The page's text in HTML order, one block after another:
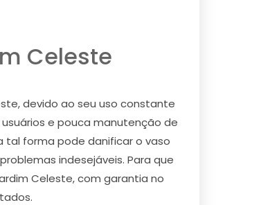
Celeste
devido ao seu uso constante
e pouca manutenção de
tal forma pode danificar o vaso
indesejáveis. Para que
Celeste, com garantia no